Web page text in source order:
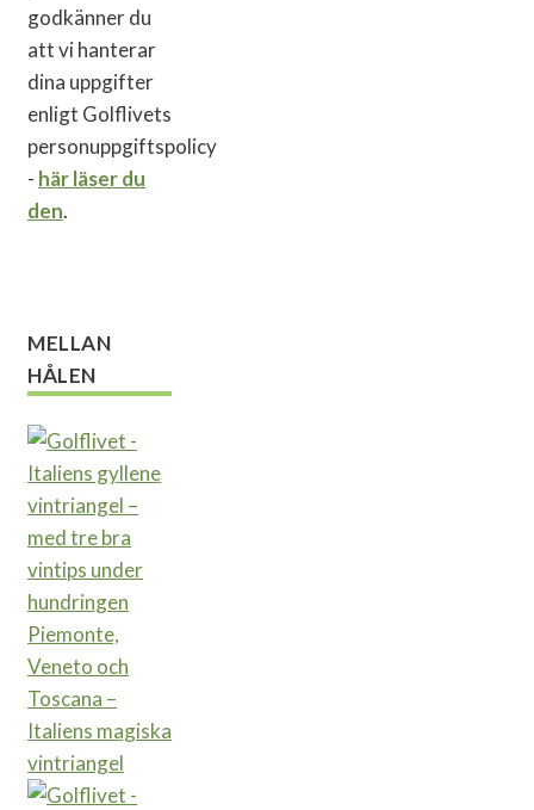
godkänner du
att vi hanterar
dina uppgifter
enligt Golflivets
personuppgiftspolicy
- här läser du
den.
MELLAN
HÅLEN
Piemonte,
Veneto och
Toscana –
Italiens magiska
vintriangel